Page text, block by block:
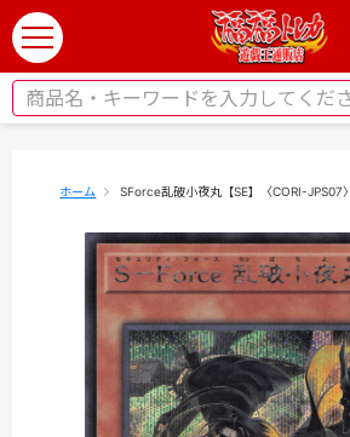
t
o
g
ホーム SForce乱破小夜丸【SE】〈CORI-JPS07〉